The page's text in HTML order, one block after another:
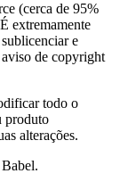
(cerca de 95%
extremamente
e
de copyright
todo o
produto
alterações.